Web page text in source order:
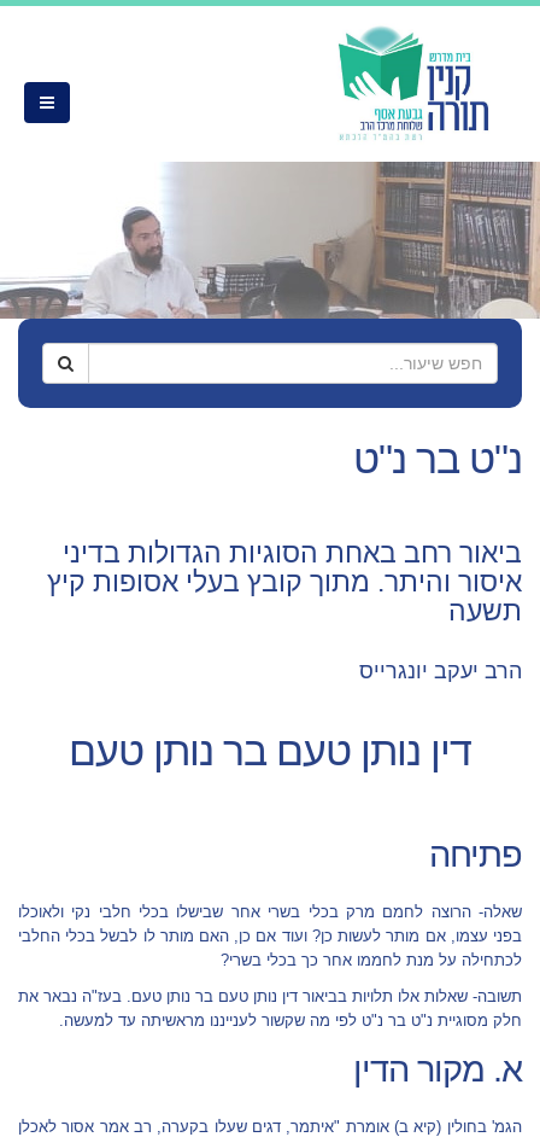
נ"ט בר נ"ט
ביאור רחב באחת הסוגיות הגדולות בדיני
איסור והיתר. מתוך קובץ בעלי אסופות קיץ
תשעה
הרב יעקב יונגרייס
דין נותן טעם בר נותן טעם
פתיחה
שאלה- הרוצה לחמם מרק בכלי בשרי אחר שבישלו בכלי חלבי נקי ולאוכלו
בפני עצמו, אם מותר לעשות כן? ועוד אם כן, האם מותר לו לבשל בכלי החלבי
לכתחילה על מנת לחממו אחר כך בכלי בשרי?
תשובה- שאלות אלו תלויות בביאור דין נותן טעם בר נותן טעם. בעז"ה נבאר את
חלק מסוגיית נ"ט בר נ"ט לפי מה שקשור לענייננו מראשיתה עד למעשה.
א. מקור הדין
הגמ' בחולין (קיא ב) אומרת "איתמר, דגים שעלו בקערה, רב אמר אסור לאכלן